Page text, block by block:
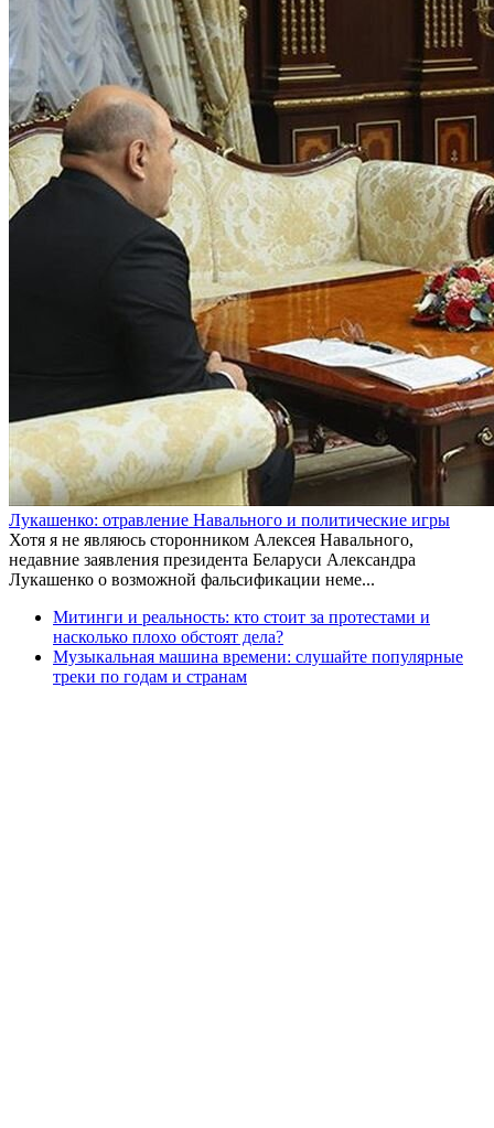
Лукашенко: отравление Навального и политические игры
Хотя я не являюсь сторонником Алексея Навального,
недавние заявления президента Беларуси Александра
Лукашенко о возможной фальсификации неме...
Митинги и реальность: кто стоит за протестами и
насколько плохо обстоят дела?
Музыкальная машина времени: слушайте популярные
треки по годам и странам